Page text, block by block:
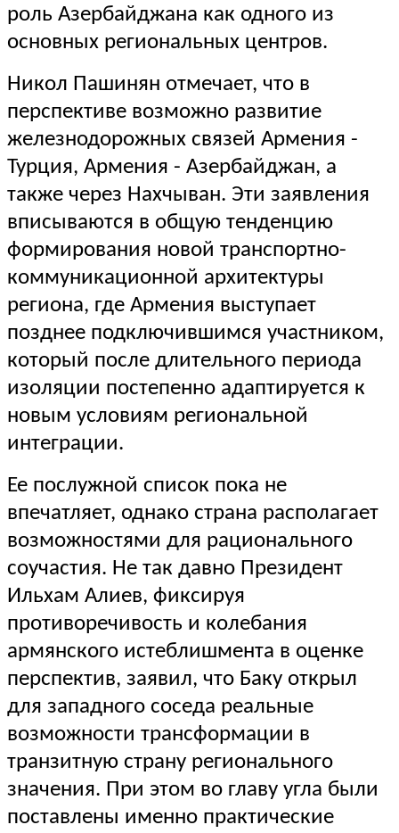
роль Азербайджана как одного из
основных региональных центров.
Никол Пашинян отмечает, что в
перспективе возможно развитие
железнодорожных связей Армения -
Турция, Армения - Азербайджан, а
также через Нахчыван. Эти заявления
вписываются в общую тенденцию
формирования новой транспортно-
коммуникационной архитектуры
региона, где Армения выступает
позднее подключившимся участником,
который после длительного периода
изоляции постепенно адаптируется к
новым условиям региональной
интеграции.
Ее послужной список пока не
впечатляет, однако страна располагает
возможностями для рационального
соучастия. Не так давно Президент
Ильхам Алиев, фиксируя
противоречивость и колебания
армянского истеблишмента в оценке
перспектив, заявил, что Баку открыл
для западного соседа реальные
возможности трансформации в
транзитную страну регионального
значения. При этом во главу угла были
поставлены именно практические